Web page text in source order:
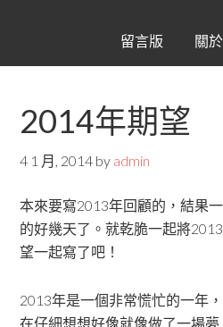
留言版 關
2014年期望
4 1 月, 2014 by admin
本來要寫2013年回顧的，結果
的好幾天了。就乾脆一起將
望一起寫了吧！
2013年是一個非常慌忙的一年
在仔細想想好像就像做了一場